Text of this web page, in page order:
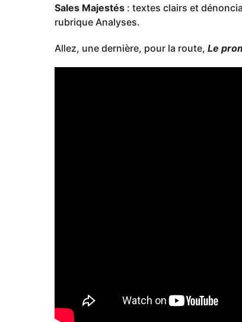
Sales Majestés : textes clairs et
rubrique Analyses.
Allez, une dernière, pour la route, Le